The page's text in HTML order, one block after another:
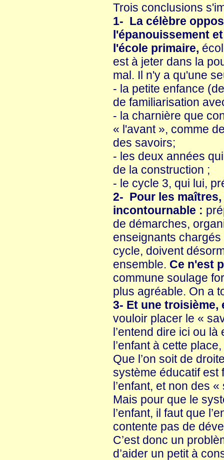
Trois conclusions
1- La célèbre
l'épanouissement
l'école primaire,
est à jeter dans la
mal. Il n'y a qu'une
- la petite enfance
de familiarisation
- la charnière que
« l'avant », comme
des savoirs;
- les deux années
de la construction ;
- le cycle 3, qui lui,
2- Pour les
incontournable :
de démarches,
enseignants
cycle, doivent
ensemble. Ce n'est
commune soulage
plus agréable. On a
3- Et une
vouloir placer le «
l’entend dire ici ou
l’enfant à cette
Que l’on soit de
système éducatif est
l’enfant, et non des
Mais pour que le
l’enfant, il faut que
contente pas de
C’est donc un
d’aider un petit à